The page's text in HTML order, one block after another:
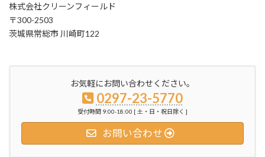
株式会社クリーンフィールド
〒300-2503
茨城県常総市 川崎町122
お気軽にお問い合わせください。
0297-23-5770
受付時間 9:00-18:00 [ 土・日・祝日除く ]
お問い合わせ